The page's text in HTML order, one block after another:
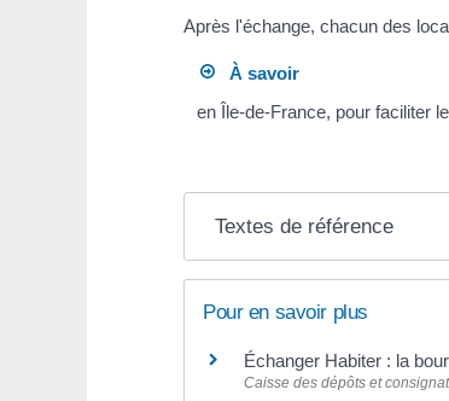
Après l'échange, chacun des
À savoir
en Île-de-France, pour faciliter
Textes de référence
Pour en savoir plus
Échanger Habiter : la
Caisse des dépôts et